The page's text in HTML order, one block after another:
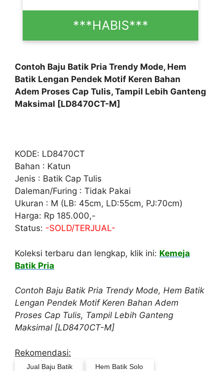
***HABIS***
Contoh Baju Batik Pria Trendy Mode, Hem
Batik Lengan Pendek Motif Keren Bahan
Adem Proses Cap Tulis, Tampil Lebih Ganteng
Maksimal [LD8470CT-M]
KODE: LD8470CT
Bahan : Katun
Jenis : Batik Cap Tulis
Daleman/Furing : Tidak Pakai
Ukuran : M (LB: 45cm, LD:55cm, PJ:70cm)
Harga: Rp 185.000,-
Status: -SOLD/TERJUAL-
Koleksi terbaru dan lengkap, klik ini: Kemeja
Batik Pria
Contoh Baju Batik Pria Trendy Mode, Hem Batik
Lengan Pendek Motif Keren Bahan Adem
Proses Cap Tulis, Tampil Lebih Ganteng
Maksimal [LD8470CT-M]
Rekomendasi:
Jual Baju Batik
Hem Batik Solo